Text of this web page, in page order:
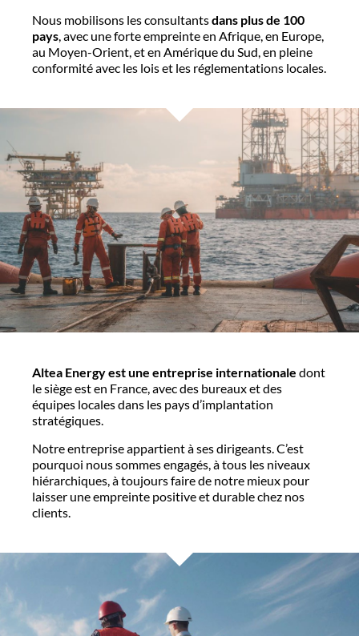
Nous mobilisons les consultantsdans plus de 100
pays, avec une forte empreinte en Afrique, en Europe,
au Moyen-Orient, et en Amérique du Sud, en pleine
conformité avec les lois et les réglementations locales.
Altea Energy est une entreprise internationale dont
le siège est en France, avec des bureaux et des
équipes locales dans les pays d’implantation
stratégiques.
Notre entreprise appartient à ses dirigeants. C’est
pourquoi nous sommes engagés, à tous les niveaux
hiérarchiques, à toujours faire de notre mieux pour
laisser une empreinte positive et durable chez nos
clients.